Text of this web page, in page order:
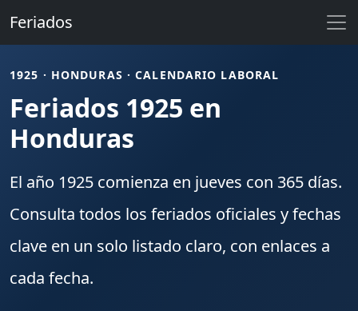
Feriados
1925 · HONDURAS · CALENDARIO LABORAL
Feriados 1925 en
Honduras
El año 1925 comienza en jueves con 365 días.
Consulta todos los feriados oficiales y fechas
clave en un solo listado claro, con enlaces a
cada fecha.